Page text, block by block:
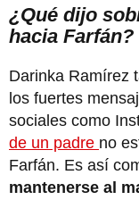
¿Qué dijo
hacia Farfán?
Darinka Ramírez
los fuertes
sociales como
de un padre no
Farfán. Es así
mantenerse al